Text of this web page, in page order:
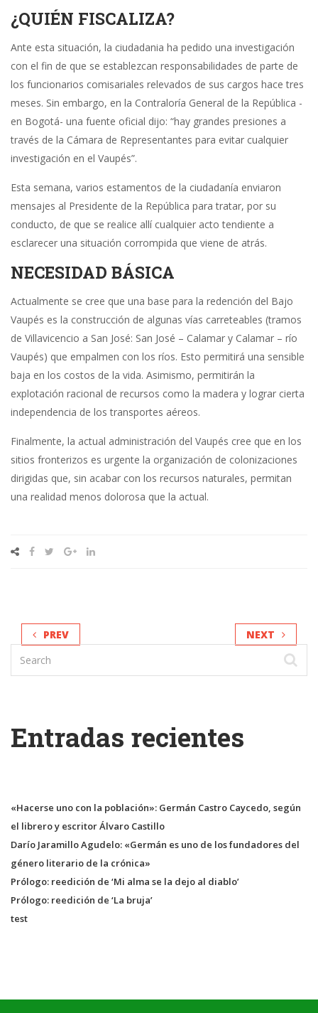
¿QUIÉN FISCALIZA?
Ante esta situación, la ciudadania ha pedido una investigación
con el fin de que se establezcan responsabilidades de parte de
los funcionarios comisariales relevados de sus cargos hace tres
meses. Sin embargo, en la Contraloría General de la República -
en Bogotá- una fuente oficial dijo: “hay grandes presiones a
través de la Cámara de Representantes para evitar cualquier
investigación en el Vaupés”.
Esta semana, varios estamentos de la ciudadanía enviaron
mensajes al Presidente de la República para tratar, por su
conducto, de que se realice allí cualquier acto tendiente a
esclarecer una situación corrompida que viene de atrás.
NECESIDAD BÁSICA
Actualmente se cree que una base para la redención del Bajo
Vaupés es la construcción de algunas vías carreteables (tramos
de Villavicencio a San José: San José – Calamar y Calamar – río
Vaupés) que empalmen con los ríos. Esto permitirá una sensible
baja en los costos de la vida. Asimismo, permitirán la
explotación racional de recursos como la madera y lograr cierta
independencia de los transportes aéreos.
Finalmente, la actual administración del Vaupés cree que en los
sitios fronterizos es urgente la organización de colonizaciones
dirigidas que, sin acabar con los recursos naturales, permitan
una realidad menos dolorosa que la actual.
PREV NEXT
Entradas recientes
«Hacerse uno con la población»: Germán Castro Caycedo, según
el librero y escritor Álvaro Castillo
Darío Jaramillo Agudelo: «Germán es uno de los fundadores del
género literario de la crónica»
Prólogo: reedición de ‘Mi alma se la dejo al diablo’
Prólogo: reedición de ‘La bruja’
test